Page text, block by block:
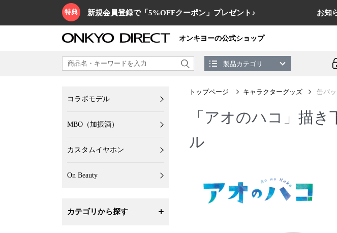
特典 新規会員登録で「5%OFFクーポン」プレゼント♪ お知
オンキヨーの公式ショップ
製品カテゴリ
トップページ キャラクターグッズ 缶バ
「アオのハコ」描
ル
コラボモデル
MBO（加振酒）
カスタムイヤホン
On Beauty
カテゴリから探す